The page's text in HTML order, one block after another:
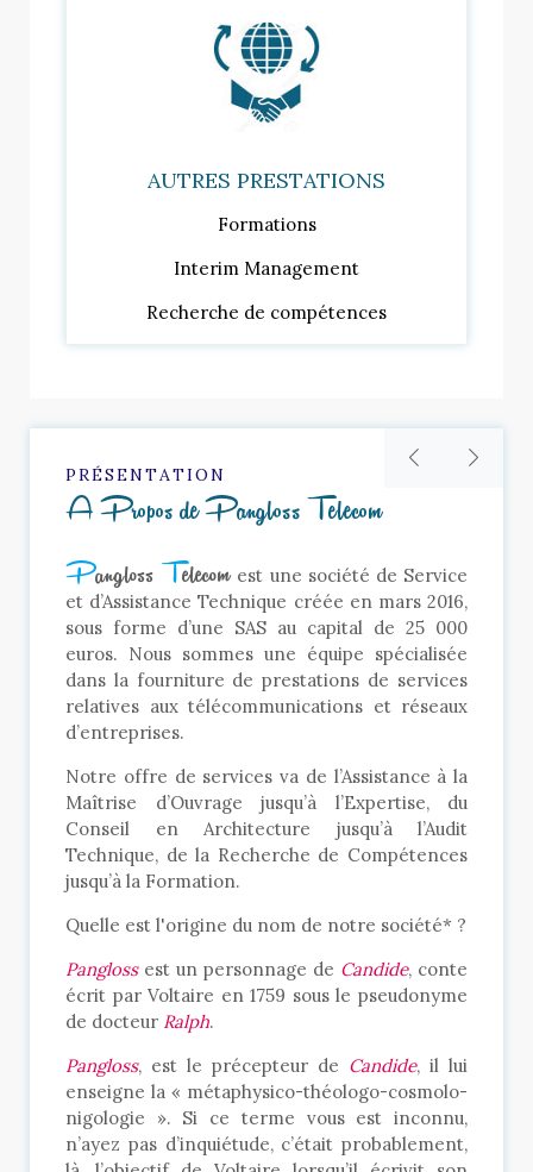
AUTRES PRESTATIONS
Formations
Interim Management
Recherche de compétences
PRÉSENTATION
A Propos de Pangloss Telecom
Pangloss Telecom est une société de Service
et d’Assistance Technique créée en mars 2016,
sous forme d’une SAS au capital de 25 000
euros. Nous sommes une équipe spécialisée
dans la fourniture de prestations de services
relatives aux télécommunications et réseaux
d’entreprises.
Notre offre de services va de l’Assistance à la
Maîtrise d’Ouvrage jusqu’à l’Expertise, du
Conseil en Architecture jusqu’à l’Audit
Technique, de la Recherche de Compétences
jusqu’à la Formation.
Quelle est l'origine du nom de notre société* ?
Panglossest un personnage de Candide, conte
écrit par Voltaire en 1759 sous le pseudonyme
de docteur Ralph.
Pangloss, est le précepteur de Candide, il lui
enseigne la « métaphysico-théologo-cosmolo-
nigologie ». Si ce terme vous est inconnu,
n’ayez pas d’inquiétude, c’était probablement,
A Propos de Pangloss Telecom
Candideest également un récit de formation,
un récit de voyage et de rencontres multiples
qui transformeront son héros éponyme …
Voyage, rencontres, échanges, formation, tout
cela conduiraCandide à formuler la conclusion
suivante : «Il faut cultiver notre jardin» et à
prendre du recul par rapport aux théories de
Pangloss. A partir de là, pour notre part, nous
vous proposons de « cultiver » ensemble
l‘exploitation de vos infrastructures télécom et
de vos ressources informatiques !
Quel est notre credo ?
Nous croyons à lavaleur ajoutéequi émerge
de la multiplicité des compétences, du
brassage des vécus, du partage d’expériences,
du foisonnement des rencontres et des prises
d’initiatives en environnement professionnel !
Le déplacement , en lui-même, est unesource
incroyable d’idées et de solutions novatrices.
La recherche scientifique montre que les
voyages ouvrent des voies neurologiques dans